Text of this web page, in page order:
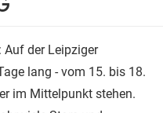
Auf der Leipziger
lang - vom 15. bis 18.
im Mittelpunkt stehen.